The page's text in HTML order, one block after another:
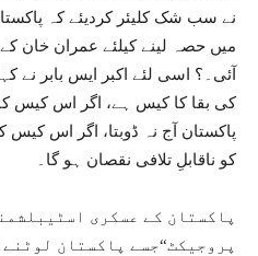
میں حصہ لینے کیلئے عمران خان
آئی۔؟ اسی لئے اکبر ایس بابر نے
کی بقا کا کیس ہے، اگر اس کیس
پاکستان آج نہ ڈوبتا، اگر اس کیس
کو ناقابلِ تلافی نقصان ہو گا۔
پاکستان کے عسکری
پروجیکٹ“جسے پاکستان